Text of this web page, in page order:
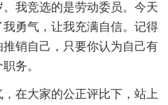
我竞选的是劳动委员。今天
勇气，让我充满自信。记得
销自己，只要你认为自己有
务。
在大家的公正评比下，站上